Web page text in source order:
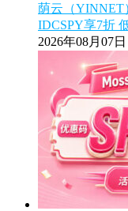
荫云（YINNET
IDCSPY享7折
2026年08月07日